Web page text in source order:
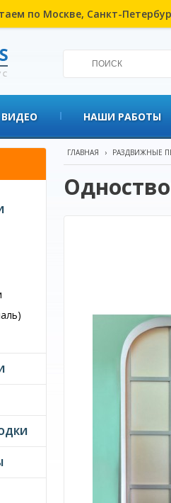
по Москве, Санкт-
ВИДЕО НАШИ РАБОТЫ
ГЛАВНАЯ › РАЗДВИЖНЫЕ